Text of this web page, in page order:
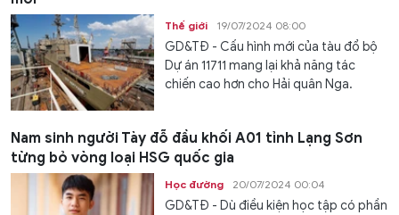
Thế giới 19/07/2024 08:00
GD&TĐ - Cấu hình mới của tàu đổ bộ
Dự án 11711 mang lại khả năng tác
chiến cao hơn cho Hải quân Nga.
Nam sinh người Tày đỗ đầu khối A01 tỉnh Lạng Sơn
từng bỏ vòng loại HSG quốc gia
Học đường 20/07/2024 00:04
GD&TĐ - Dù điều kiện học tập có phần